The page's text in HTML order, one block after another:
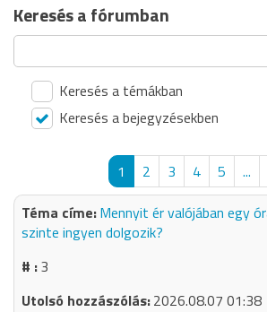
Keresés a fórumban
Keresés a témákban
Keresés a bejegyzésekben
1 2 3 4 5 ...
Mennyit ér valójában egy
szinte ingyen dolgozik?
3
2026.08.07 01:38